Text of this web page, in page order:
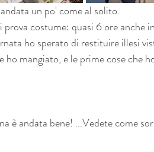
un po' come al solito.
costume: quasi 6 ore anche
ho sperato di restituire illesi
mangiato, e le prime cose che
è andata bene! ...Vedete come